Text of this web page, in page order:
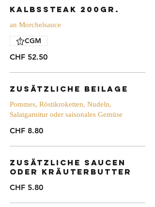
Kalbssteak 200gr.
an Morchelsauce
CHF 52.50
CGM
zusätzliche Beilage
Pommes, Röstikroketten, Nudeln,
Salatgarnitur oder saisonales Gemüse
CHF 8.80
zusätzliche Saucen
oder Kräuterbutter
CHF 5.80